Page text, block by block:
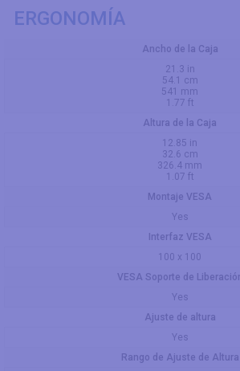
ERGONOMÍA
Ancho de la Caja
21.3 in
54.1 cm
541 mm
1.77 ft
Altura de la Caja
12.85 in
32.6 cm
326.4 mm
1.07 ft
Montaje VESA
Yes
Interfaz VESA
100 x 100
VESA Soporte de
Yes
Ajuste de altura
Yes
Rango de Ajuste de Altura